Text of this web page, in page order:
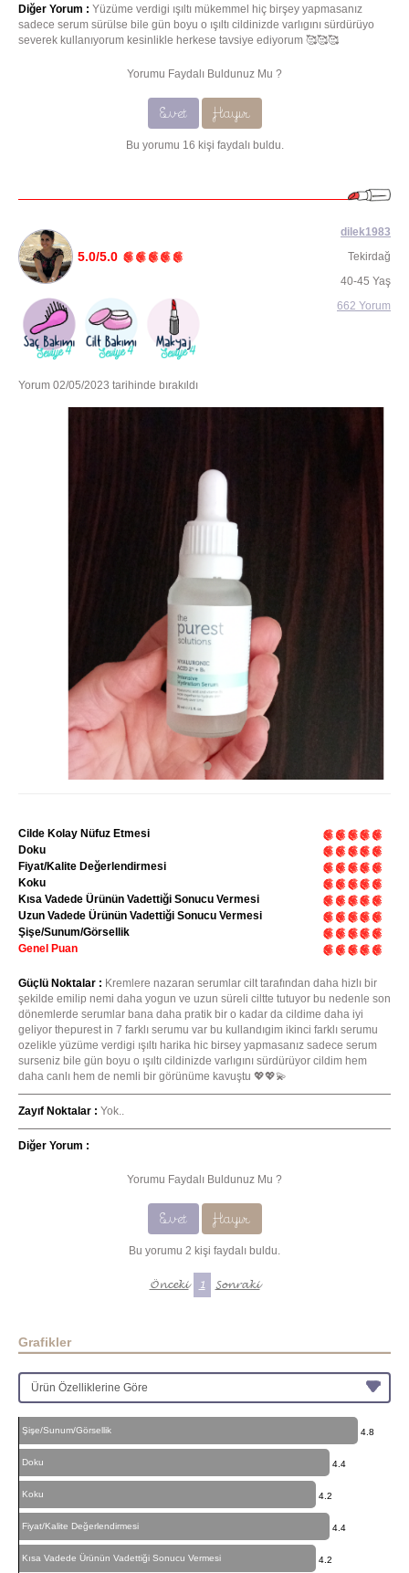
Diğer Yorum : Yüzüme verdigi ışıltı mükemmel hiç birşey yapmasanız
sadece serum sürülse bile gün boyu o ışıltı cildinizde varlıgını sürdürüyo
severek kullanıyorum kesinlikle herkese tavsiye ediyorum 🥰🥰🥰
Yorumu Faydalı Buldunuz Mu ?
Evet Hayır
Bu yorumu 16 kişi faydalı buldu.
5.0/5.0
Yorum 02/05/2023 tarihinde bırakıldı
dilek1983
Tekirdağ
40-45 Yaş
662 Yorum
Cilde Kolay Nüfuz Etmesi
Doku
Fiyat/Kalite Değerlendirmesi
Koku
Kısa Vadede Ürünün Vadettiği Sonucu Vermesi
Uzun Vadede Ürünün Vadettiği Sonucu Vermesi
Şişe/Sunum/Görsellik
Genel Puan
Güçlü Noktalar : Kremlere nazaran serumlar cilt tarafından daha hizlı bir
şekilde emilip nemi daha yogun ve uzun süreli ciltte tutuyor bu nedenle son
dönemlerde serumlar bana daha pratik bir o kadar da cildime daha iyi
geliyor thepurest in 7 farklı serumu var bu kullandıgim ikinci farklı serumu
ozelikle yüzüme verdigi ışıltı harika hic birsey yapmasanız sadece serum
surseniz bile gün boyu o ışıltı cildinizde varlıgını sürdürüyor cildim hem
daha canlı hem de nemli bir görünüme kavuştu 💖💖💫
Zayıf Noktalar : Yok..
Diğer Yorum :
Yorumu Faydalı Buldunuz Mu ?
Evet Hayır
Bu yorumu 2 kişi faydalı buldu.
Önceki 1 Sonraki
Grafikler
Şişe/Sunum/Görsellik 4.8
Doku 4.4
Koku 4.2
Fiyat/Kalite Değerlendirmesi 4.4
Kısa Vadede Ürünün Vadettiği Sonucu Vermesi 4.2